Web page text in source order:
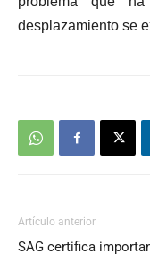
desplazamiento se
Artículo anterior
SAG certifica